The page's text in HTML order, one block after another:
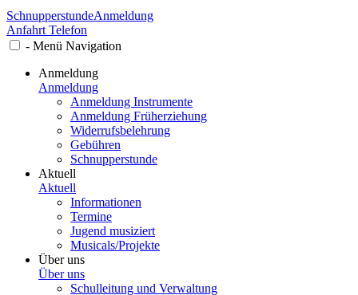
SchnupperstundeAnmeldung
Anfahrt Telefon
- Menü Navigation
Anmeldung
Anmeldung
Anmeldung Instrumente
Anmeldung Früherziehung
Widerrufsbelehrung
Gebühren
Schnupperstunde
Aktuell
Aktuell
Informationen
Termine
Jugend musiziert
Musicals/Projekte
Über uns
Über uns
Schulleitung und Verwaltung